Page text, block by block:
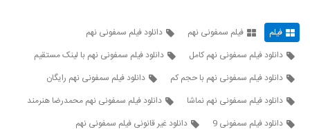
فیلم فیلم سمفونی نهم
دانلود فیلم سمفونی نهم
دانلود فیلم سمفونی نهم کامل
دانلود فیلم سمفونی نهم با لینک مستقیم
دانلود فیلم سمفونی نهم با حجم کم
دانلود فیلم سمفونی نهم رایگان
دانلود فیلم سمفونی نهم نماشا
دانلود فیلم سمفونی نهم محمدرضا هنرمند
دانلود فیلم سمفونی 9
دانلود غیر قانونی فیلم سمفونی نهم